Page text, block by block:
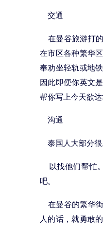
交通
在曼谷旅游打的
在市区各种繁华
奉劝坐轻轨或地
因此即便你英文
帮你写上今天欲
沟通
泰国人大部分很
以找他们帮忙
吧。
在曼谷的繁华街
人的话，就勇敢